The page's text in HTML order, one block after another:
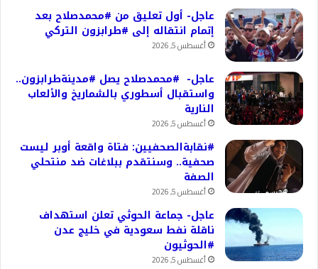
عاجل- أول تعليق من #محمدصلاح بعد
إتمام انتقاله إلى #طرابزون التركي
أغسطس 5, 2026
عاجل- #محمدصلاح يصل #مدينةطرابزون..
واستقبال أسطوري بالشماريخ والألعاب
النارية
أغسطس 5, 2026
#نقابةالصحفيين: فتاة واقعة أوبر ليست
صحفية.. وسنتقدم ببلاغات ضد منتحلي
الصفة
أغسطس 5, 2026
عاجل- جماعة الحوثي تعلن استهداف
ناقلة نفط سعودية في خليج عدن
#الحوثيون
أغسطس 5, 2026